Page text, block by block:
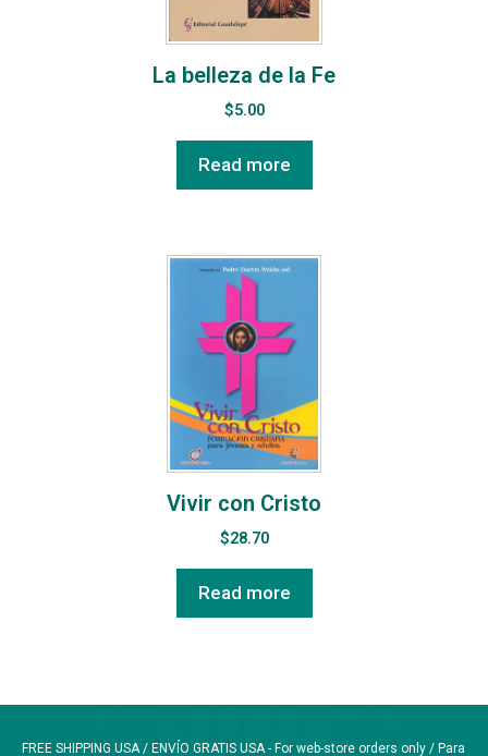
La belleza de la Fe
$5.00
Read more
Vivir con Cristo
$28.70
Read more
FREE SHIPPING USA / ENVÍO GRATIS USA - For web-store orders only / Para